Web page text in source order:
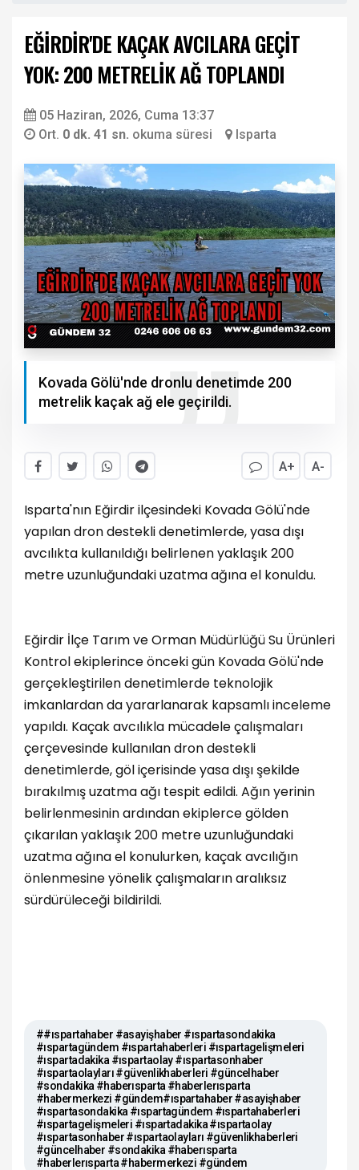
EĞİRDİR'DE KAÇAK AVCILARA GEÇİT
YOK: 200 METRELİK AĞ TOPLANDI
05 Haziran, 2026, Cuma 13:37
Ort. 0 dk. 41 sn. okuma süresi Isparta
Kovada Gölü'nde dronlu denetimde 200
metrelik kaçak ağ ele geçirildi.
A+ A-
Isparta'nın Eğirdir ilçesindeki Kovada Gölü'nde
yapılan dron destekli denetimlerde, yasa dışı
avcılıkta kullanıldığı belirlenen yaklaşık 200
metre uzunluğundaki uzatma ağına el konuldu.
Eğirdir İlçe Tarım ve Orman Müdürlüğü Su Ürünleri
Kontrol ekiplerince önceki gün Kovada Gölü'nde
gerçekleştirilen denetimlerde teknolojik
imkanlardan da yararlanarak kapsamlı inceleme
yapıldı. Kaçak avcılıkla mücadele çalışmaları
çerçevesinde kullanılan dron destekli
denetimlerde, göl içerisinde yasa dışı şekilde
bırakılmış uzatma ağı tespit edildi. Ağın yerinin
belirlenmesinin ardından ekiplerce gölden
çıkarılan yaklaşık 200 metre uzunluğundaki
uzatma ağına el konulurken, kaçak avcılığın
önlenmesine yönelik çalışmaların aralıksız
sürdürüleceği bildirildi.
##ıspartahaber #asayişhaber #ıspartasondakika
#ıspartagündem #ıspartahaberleri #ıspartagelişmeleri
#ıspartadakika #ıspartaolay #ıspartasonhaber
#ıspartaolayları #güvenlikhaberleri #güncelhaber
#sondakika #haberısparta #haberlerısparta
#habermerkezi #gündem#ıspartahaber #asayişhaber
#ıspartasondakika #ıspartagündem #ıspartahaberleri
#ıspartagelişmeleri #ıspartadakika #ıspartaolay
#ıspartasonhaber #ıspartaolayları #güvenlikhaberleri
#güncelhaber #sondakika #haberısparta
#haberlerısparta #habermerkezi #gündem